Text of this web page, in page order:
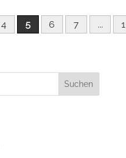
4 5 6 7 ...